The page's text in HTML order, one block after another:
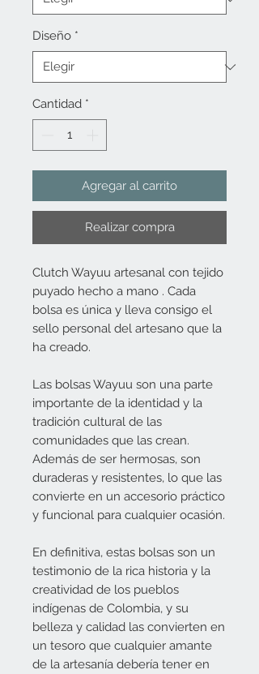
Diseño *
Cantidad *
Agregar al carrito
Realizar compra
Clutch Wayuu artesanal con tejido
puyado hecho a mano . Cada
bolsa es única y lleva consigo el
sello personal del artesano que la
ha creado.
Las bolsas Wayuu son una parte
importante de la identidad y la
tradición cultural de las
comunidades que las crean.
Además de ser hermosas, son
duraderas y resistentes, lo que las
convierte en un accesorio práctico
y funcional para cualquier ocasión.
En definitiva, estas bolsas son un
testimonio de la rica historia y la
creatividad de los pueblos
indígenas de Colombia, y su
belleza y calidad las convierten en
un tesoro que cualquier amante
de la artesanía debería tener en